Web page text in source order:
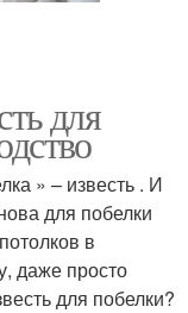
для
» – известь . И
для побелки
в
даже просто
для побелки?